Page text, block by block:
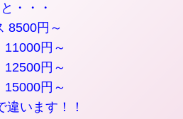
・・・
8500円～
11000円～
円～
円～
違います！！